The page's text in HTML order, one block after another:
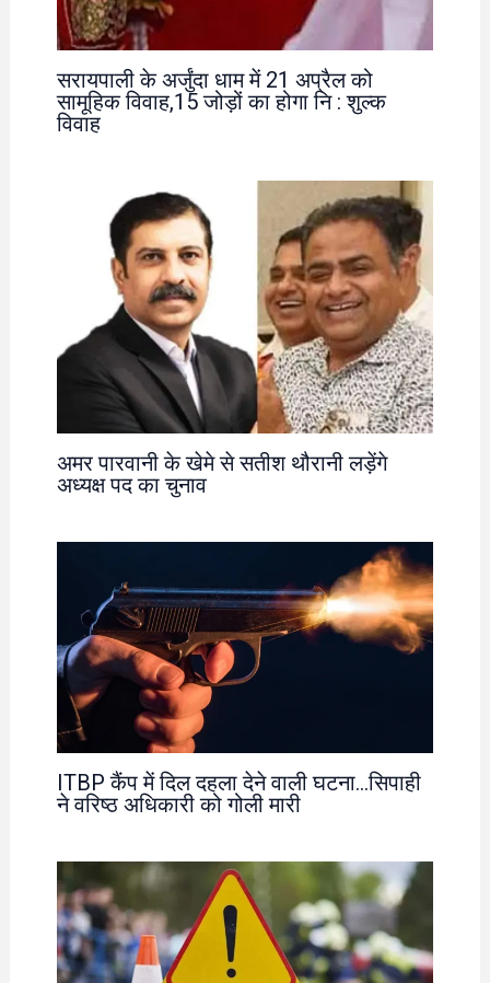
सरायपाली के अर्जुंदा धाम में 21 अप्रैल को
सामूहिक विवाह,15 जोड़ों का होगा नि : शुल्क
विवाह
अमर पारवानी के खेमे से सतीश थौरानी लड़ेंगे
अध्यक्ष पद का चुनाव
ITBP कैंप में दिल दहला देने वाली घटना…सिपाही
ने वरिष्ठ अधिकारी को गोली मारी